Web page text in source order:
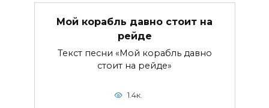
Мой корабль давно стоит на
рейде
Текст песни «Мой корабль давно
стоит на рейде»
1.4к.